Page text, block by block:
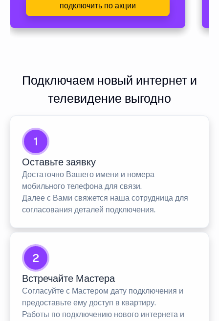
подключить по акции
Подключаем новый интернет и
телевидение выгодно
1
Оставьте заявку
Достаточно Вашего имени и номера
мобильного телефона для связи.
Далее с Вами свяжется наша сотрудница для
согласования деталей подключения.
2
Встречайте Мастера
Согласуйте с Мастером дату подключения и
предоставьте ему доступ в квартиру.
Работы по подключению нового интернета и